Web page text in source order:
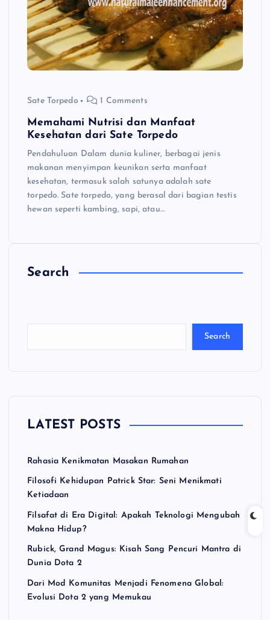
Sate Torpedo 1 Comments
Memahami Nutrisi dan Manfaat
Kesehatan dari Sate Torpedo
Pendahuluan Dalam dunia kuliner, berbagai jenis
makanan menyimpan keunikan serta manfaat
kesehatan, termasuk salah satunya adalah sate
torpedo. Sate torpedo, yang berasal dari bagian testis
hewan seperti kambing, sapi, atau…
Search
Search
LATEST POSTS
Rahasia Kenikmatan Masakan Rumahan
Filosofi Kehidupan Patrick Star: Seni Menikmati
Ketiadaan
Filsafat di Era Digital: Apakah Teknologi Mengubah
Makna Hidup?
Rubick, Grand Magus: Kisah Sang Pencuri Mantra di
Dunia Dota 2
Dari Mod Komunitas Menjadi Fenomena Global:
Evolusi Dota 2 yang Memukau